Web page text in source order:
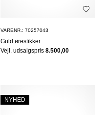
VARENR.: 70257043
Guld ørestikker
Vejl. udsalgspris8.500,00
NYHED